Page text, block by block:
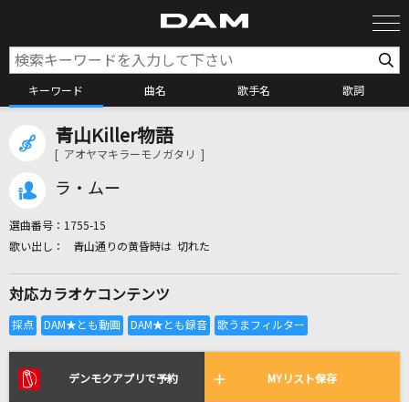
キーワード 曲名 歌手名 歌詞
カラオケ検索
全国りれき
リアルタイムで歌われている曲の一覧
青山Killer物語
[ アオヤマキラーモノガタリ ]
ラ・ムー
選曲番号： 1755-15
青山通りの黄昏時は 切れた
対応カラオケコンテンツ
デンモクアプリで予約 MYリスト保存